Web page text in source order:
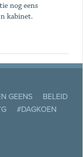
nog eens
kabinet.
GEENS
BELEID
#DAGKOEN